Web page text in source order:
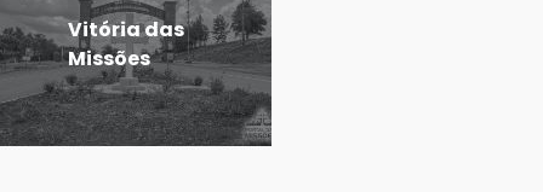
Vitória das
Missões